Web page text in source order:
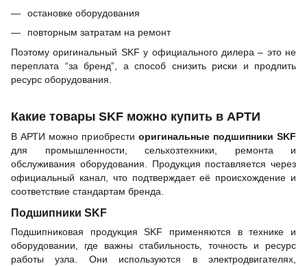
остановке оборудования
повторным затратам на ремонт
Поэтому оригинальный SKF у официального дилера – это не
переплата “за бренд”, а способ снизить риски и продлить
ресурс оборудования.
Какие товары SKF можно купить в АРТИ
В АРТИ можно приобрести оригинальные подшипники SKF
для промышленности, сельхозтехники, ремонта и
обслуживания оборудования. Продукция поставляется через
официальный канал, что подтверждает её происхождение и
соответствие стандартам бренда.
Подшипники SKF
Подшипниковая продукция SKF применяются в технике и
оборудовании, где важны стабильность, точность и ресурс
работы узла. Они используются в электродвигателях,